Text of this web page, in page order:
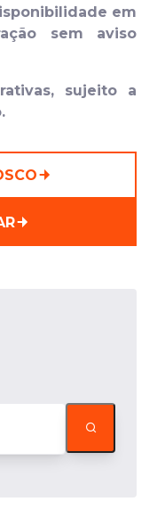
em
sem aviso
sujeito a